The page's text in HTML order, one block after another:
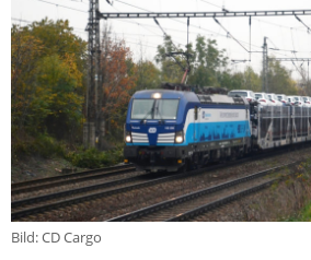
Bild: CD Cargo